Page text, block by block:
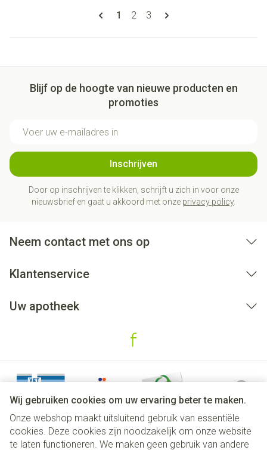
Wij gebruiken cookies om uw ervaring beter te maken.
Onze webshop maakt uitsluitend gebruik van essentiële
cookies. Deze cookies zijn noodzakelijk om onze website
te laten functioneren. We maken geen gebruik van andere
Pagina's
U lees momenteel pagina
1 Pagina
2 Pagina
3
Blijf op de hoogte van nieuwe producten en
promoties
Inschrijven
Door op inschrijven te klikken, schrijft u zich in voor onze
nieuwsbrief en gaat u akkoord met onze privacy policy.
Neem contact met ons op
Klantenservice
Uw apotheek